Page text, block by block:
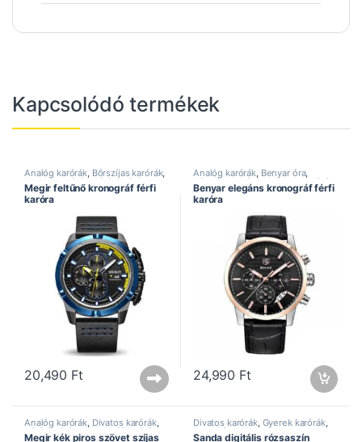
Kapcsolódó termékek
Analóg karórák, Bőrszíjas karórák,
Divatos karórák, Férfi karórák
Kronográf karórák,Megir óra,
Sportos karórák
Megir feltűnő kronográf férfi
karóra
20,490 Ft
Analóg karórák, Benyar óra,
Bőrszíjas karórák ,Divatos karórák,
Elegáns karórák, Férfi karórák,
Kronográf karórák
Benyar elegáns kronográf férfi
karóra
24,990 Ft
Analóg karórák Divatos karórák,
Férfi karórák Kronográf karórák ,
Megir kék piros szövet szíjas
Divatos karórák, Gyerek karórák,
Sanda óra
Sanda digitális rózsaszín